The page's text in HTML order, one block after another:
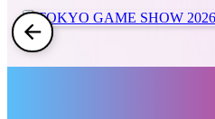
インディーゲー